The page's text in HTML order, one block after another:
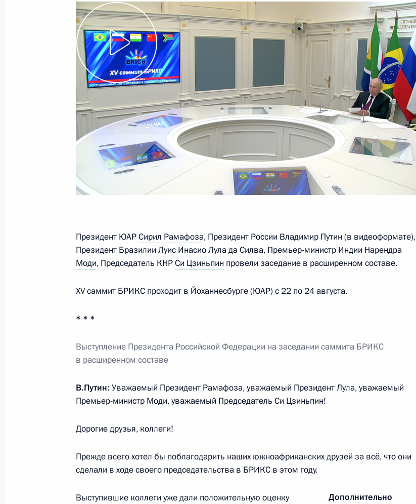
Показать следующие материалы
Пресс-конференция по итогам российско-турецких переговоров
4 сентября 2023 года, 17:05 Сочи
12
Российско-турецкие переговоры
4 сентября 2023 года, 13:20 Сочи
1 сентября 2023 года, 17:50 Московская область, Солнечногорск
Церемония открытия новых общеобразовательных учреждений
в регионах России
1 сентября 2023 года, 15:35
Церемония по случаю начала строительства в Киргизии трёх
1 сентября 2023 года, 14:20 Московская область, Солнечногорск
Совещание по вопросам социально-экономического развития
Красноярского края
11
Президент ЮАРСирил Рамафоза, Президент России Владимир Путин (в видеоформате),
Президент Бразилии Луис Инасио Лула да Силва, Премьер-министр Индии Нарендра
Моди, Председатель КНРСи Цзиньпин провели заседание в расширенном составе.
XV cаммит БРИКС проходит в Йоханнесбурге (ЮАР) с 22 по 24 августа.
* * *
Выступление Президента Российской Федерации на заседании саммита БРИКС
в расширенном составе
В.Путин: Уважаемый Президент Рамафоза, уважаемый Президент Лула, уважаемый
Премьер-министр Моди, уважаемый Председатель Си Цзиньпин!
Дорогие друзья, коллеги!
Прежде всего хотел бы поблагодарить наших южноафриканских друзей за всё, что они
сделали в ходе своего председательства в БРИКС в этом году.
Дополнительно
Выступившие коллеги уже дали положительную оценку